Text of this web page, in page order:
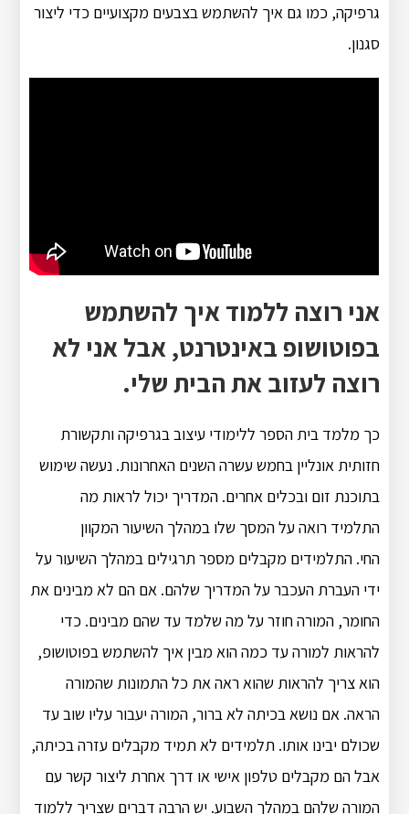
גרפיקה, כמו גם איך להשתמש בצבעים מקצועיים כדי ליצור
סגנון.
אני רוצה ללמוד איך להשתמש
בפוטושופ באינטרנט, אבל אני לא
רוצה לעזוב את הבית שלי.
כך מלמד בית הספר ללימודי עיצוב בגרפיקה ותקשורת
חזותית אונליין בחמש עשרה השנים האחרונות. נעשה שימוש
בתוכנת זום ובכלים אחרים. המדריך יכול לראות מה
התלמיד רואה על המסך שלו במהלך השיעור המקוון
החי. התלמידים מקבלים מספר תרגילים במהלך השיעור על
ידי העברת העכבר על המדריך שלהם. אם הם לא מבינים את
החומר, המורה חוזר על מה שלמד עד שהם מבינים. כדי
להראות למורה עד כמה הוא מבין איך להשתמש בפוטושופ,
הוא צריך להראות שהוא ראה את כל התמונות שהמורה
הראה. אם נושא בכיתה לא ברור, המורה יעבור עליו שוב עד
שכולם יבינו אותו. תלמידים לא תמיד מקבלים עזרה בכיתה,
אבל הם מקבלים טלפון אישי או דרך אחרת ליצור קשר עם
המורה שלהם במהלך השבוע. יש הרבה דברים שצריך ללמוד